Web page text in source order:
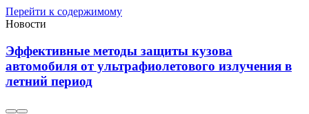
Перейти к содержимому
Новости
Как распознать оригинальные запчасти по
упаковке и сертификатам качества